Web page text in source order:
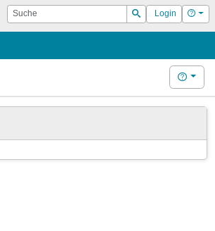
Suche
Suchen
Login Hilfe
Hilfe